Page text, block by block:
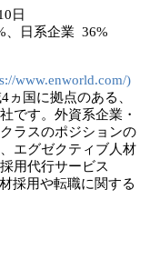
日
、日系企業 36%
www.enworld.com/)
ヵ国に拠点のある、
です。外資系企業・
ラスのポジションの
エグゼクティブ人材
用代行サービス
採用や転職に関する